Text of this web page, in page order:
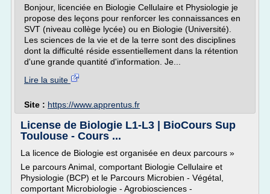
Bonjour, licenciée en Biologie Cellulaire et Physiologie je
propose des leçons pour renforcer les connaissances en
SVT (niveau collège lycée) ou en Biologie (Université).
Les sciences de la vie et de la terre sont des disciplines
dont la difficulté réside essentiellement dans la rétention
d'une grande quantité d'information. Je...
Lire la suite
Site : https://www.apprentus.fr
License de Biologie L1-L3 | BioCours Sup
Toulouse - Cours ...
La licence de Biologie est organisée en deux parcours »
Le parcours Animal, comportant Biologie Cellulaire et
Physiologie (BCP) et le Parcours Microbien - Végétal,
comportant Microbiologie - Agrobiosciences -